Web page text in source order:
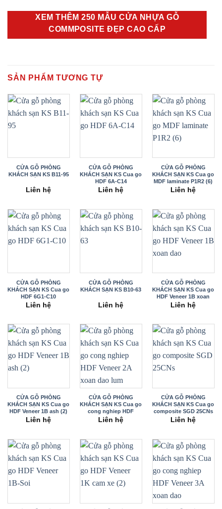
XEM THÊM 250 MẪU CỬA NHỰA GỖ
COMMPOSITE ĐẸP CAO CẤP
SẢN PHẨM TƯƠNG TỰ
CỬA GỖ PHÒNG
KHÁCH SẠN KS B11-95
Liên hệ
CỬA GỖ PHÒNG
KHÁCH SẠN KS Cua go
HDF 6A-C14
Liên hệ
CỬA GỖ PHÒNG
KHÁCH SẠN KS Cua go
MDF laminate P1R2 (6)
Liên hệ
CỬA GỖ PHÒNG
KHÁCH SẠN KS Cua go
HDF 6G1-C10
Liên hệ
CỬA GỖ PHÒNG
KHÁCH SẠN KS B10-63
Liên hệ
CỬA GỖ PHÒNG
KHÁCH SẠN KS Cua go
HDF Veneer 1B xoan
dao
Liên hệ
CỬA GỖ PHÒNG
KHÁCH SẠN KS Cua go
HDF Veneer 1B ash (2)
Liên hệ
CỬA GỖ PHÒNG
KHÁCH SẠN KS Cua go
cong nghiep HDF
Veneer 2A xoan dao
Liên hệ
CỬA GỖ PHÒNG
KHÁCH SẠN KS Cua go
composite SGD 25CNs
Liên hệ